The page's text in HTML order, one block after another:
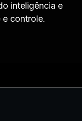
inteligência e
controle.